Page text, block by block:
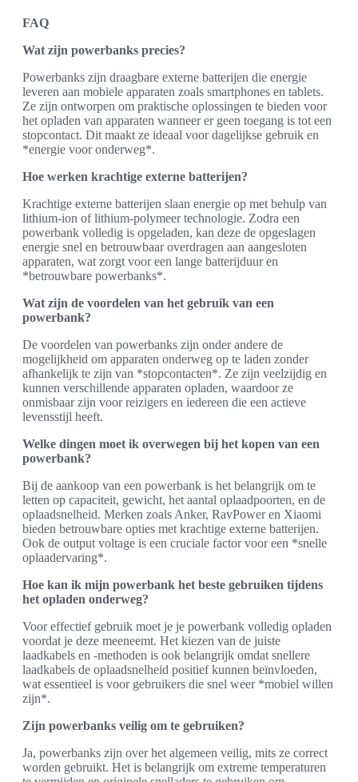
FAQ
Wat zijn powerbanks precies?
Powerbanks zijn draagbare externe batterijen die energie
leveren aan mobiele apparaten zoals smartphones en tablets.
Ze zijn ontworpen om praktische oplossingen te bieden voor
het opladen van apparaten wanneer er geen toegang is tot een
stopcontact. Dit maakt ze ideaal voor dagelijkse gebruik en
*energie voor onderweg*.
Hoe werken krachtige externe batterijen?
Krachtige externe batterijen slaan energie op met behulp van
lithium-ion of lithium-polymeer technologie. Zodra een
powerbank volledig is opgeladen, kan deze de opgeslagen
energie snel en betrouwbaar overdragen aan aangesloten
apparaten, wat zorgt voor een lange batterijduur en
*betrouwbare powerbanks*.
Wat zijn de voordelen van het gebruik van een
powerbank?
De voordelen van powerbanks zijn onder andere de
mogelijkheid om apparaten onderweg op te laden zonder
afhankelijk te zijn van *stopcontacten*. Ze zijn veelzijdig en
kunnen verschillende apparaten opladen, waardoor ze
onmisbaar zijn voor reizigers en iedereen die een actieve
levensstijl heeft.
Welke dingen moet ik overwegen bij het kopen van een
powerbank?
Bij de aankoop van een powerbank is het belangrijk om te
letten op capaciteit, gewicht, het aantal oplaadpoorten, en de
oplaadsnelheid. Merken zoals Anker, RavPower en Xiaomi
bieden betrouwbare opties met krachtige externe batterijen.
Ook de output voltage is een cruciale factor voor een *snelle
oplaadervaring*.
Hoe kan ik mijn powerbank het beste gebruiken tijdens
het opladen onderweg?
Voor effectief gebruik moet je je powerbank volledig opladen
voordat je deze meeneemt. Het kiezen van de juiste
laadkabels en -methoden is ook belangrijk omdat snellere
laadkabels de oplaadsnelheid positief kunnen beïnvloeden,
wat essentieel is voor gebruikers die snel weer *mobiel willen
zijn*.
Zijn powerbanks veilig om te gebruiken?
Ja, powerbanks zijn over het algemeen veilig, mits ze correct
worden gebruikt. Het is belangrijk om extreme temperaturen